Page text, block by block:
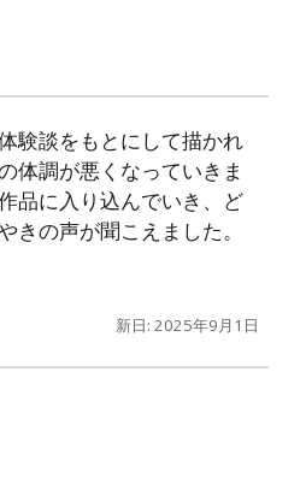
験談をもとにして描かれ
体調が悪くなっていきま
品に入り込んでいき、ど
の声が聞こえました。
新日: 2025年9月 1 日